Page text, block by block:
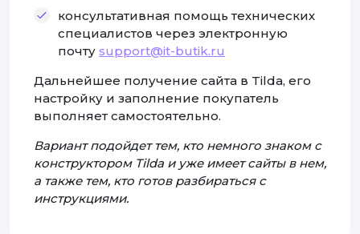
консультативная помощь технических
специалистов через электронную
почту support@it-butik.ru
Дальнейшее получение сайта в Tilda, его
настройку и заполнение покупатель
выполняет самостоятельно.
Вариант подойдет тем, кто немного знаком с
конструктором Tilda и уже имеет сайты в нем,
а также тем, кто готов разбираться с
инструкциями.